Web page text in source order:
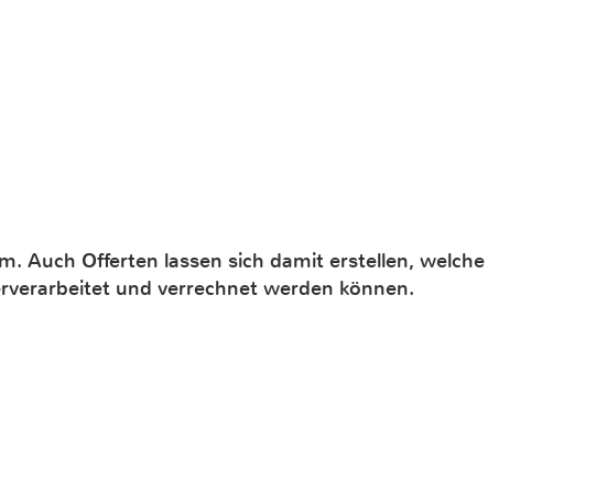
Auch Offerten lassen sich damit erstellen, welche
und verrechnet werden können.